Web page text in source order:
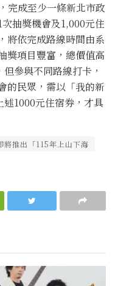
完成至少一條新北市政
抽獎機會及1,000元住
將依完成路線時間由系
獎項目豐富，總價值高
參與不同路線打卡，
的民眾，需以「我的新
1000元住宿券，才具
將推出「115年上山下海